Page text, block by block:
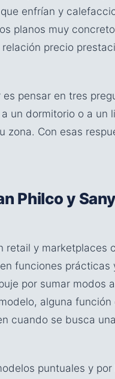
enfrían y
planos muy
precio
pensar en tres
un dormitorio o a un
zona. Con esas
Philco y
retail y marketplaces
funciones prácticas
por sumar modos
alguna
cuando se busca
puntuales y